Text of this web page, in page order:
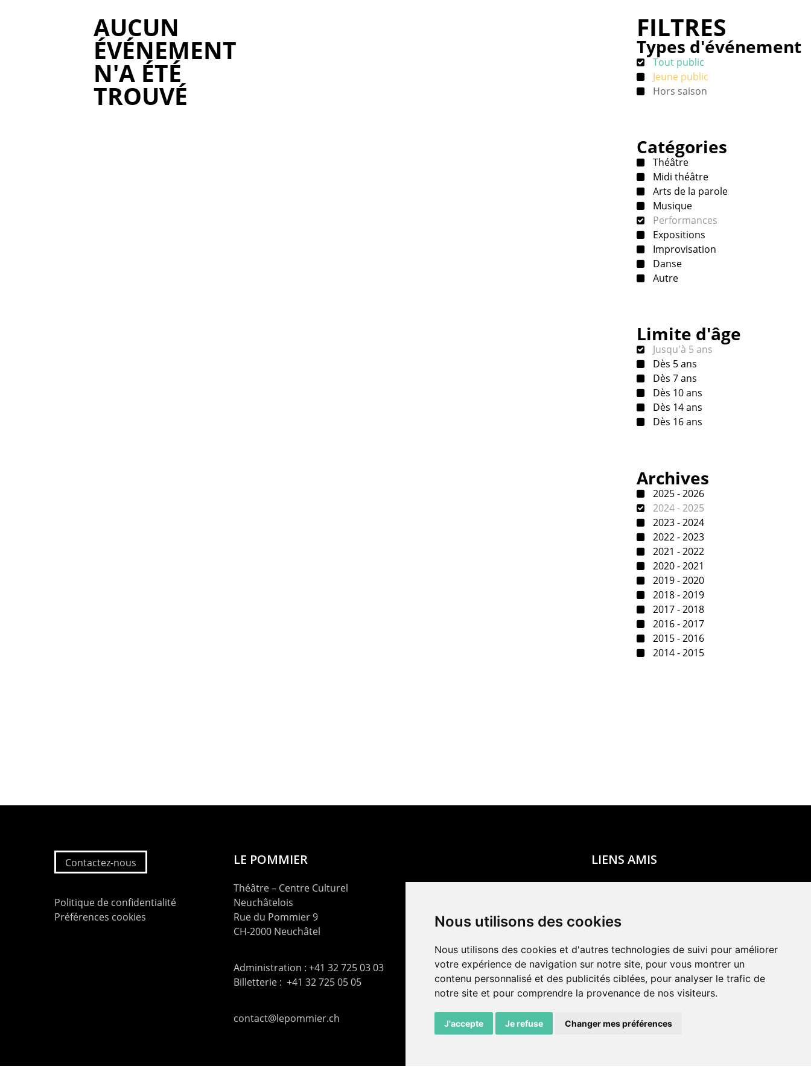
Nous utilisons des cookies
Nous utilisons des cookies et d'autres technologies de suivi pour améliorer
votre expérience de navigation sur notre site, pour vous montrer un
contenu personnalisé et des publicités ciblées, pour analyser le trafic de
notre site et pour comprendre la provenance de nos visiteurs.
J'accepte Je refuse Changer mes préférences
AUCUN
ÉVÉNEMENT
N'A ÉTÉ
TROUVÉ
FILTRES
Types d'événement
Tout public
Jeune public
Hors saison
Catégories
Théâtre
Midi théâtre
Arts de la parole
Musique
Performances
Expositions
Improvisation
Danse
Autre
Limite d'âge
Jusqu'à 5 ans
Dès 5 ans
Dès 7 ans
Dès 10 ans
Dès 14 ans
Dès 16 ans
Archives
2025 - 2026
2024 - 2025
2023 - 2024
2022 - 2023
2021 - 2022
2020 - 2021
2019 - 2020
2018 - 2019
2017 - 2018
2016 - 2017
2015 - 2016
2014 - 2015
Contactez-nous
Politique de confidentialité
Préférences cookies
LE POMMIER
Théâtre – Centre Culturel
Neuchâtelois
Rue du Pommier 9
CH-2000 Neuchâtel
Administration : +41 32 725 03 03
Billetterie : +41 32 725 05 05
contact@lepommier.ch
LIENS AMIS